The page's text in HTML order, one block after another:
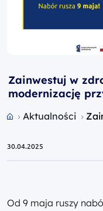
Zainwestuj w
modernizację
Przejdź do strony
Aktualności
30.04.2025
Od 9 maja ruszy